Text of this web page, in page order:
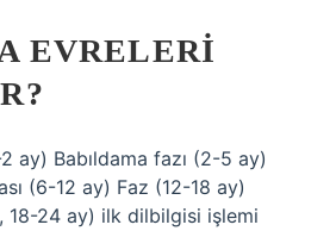
EVRELERI
ay) Babıldama fazı (2-5 ay)
(6-12 ay) Faz (12-18 ay)
18-24 ay) ilk dilbilgisi işlemi